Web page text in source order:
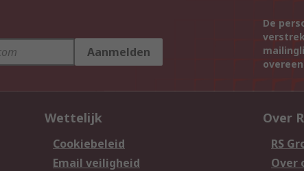
Aanmelden
De
Wettelijk
Cookiebeleid
Email veiligheid
Over
RS
Over